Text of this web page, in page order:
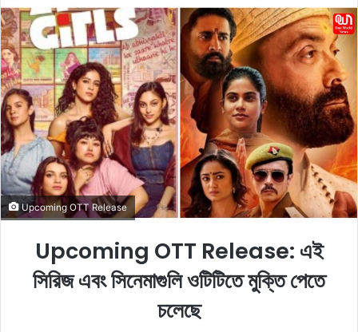
l
o
w
o
n
X
d
a
n
e
m
a
i
l
Upcoming OTT Release
Upcoming OTT Release: এই
সিরিজ এবং সিনেমাগুলি ওটিটিতে মুক্তি পেতে
চলেছে